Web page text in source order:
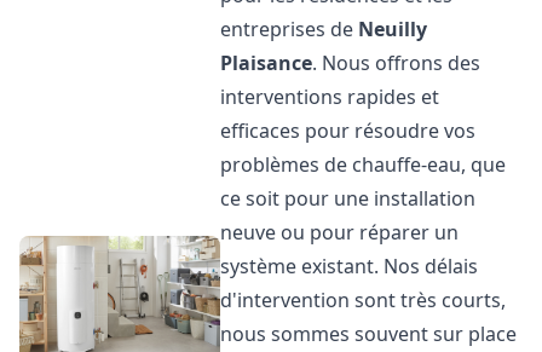
entreprises de Neuilly
Plaisance. Nous offrons des
interventions rapides et
efficaces pour résoudre vos
problèmes de chauffe-eau, que
ce soit pour une installation
neuve ou pour réparer un
système existant. Nos délais
d'intervention sont très courts,
nous sommes souvent sur place